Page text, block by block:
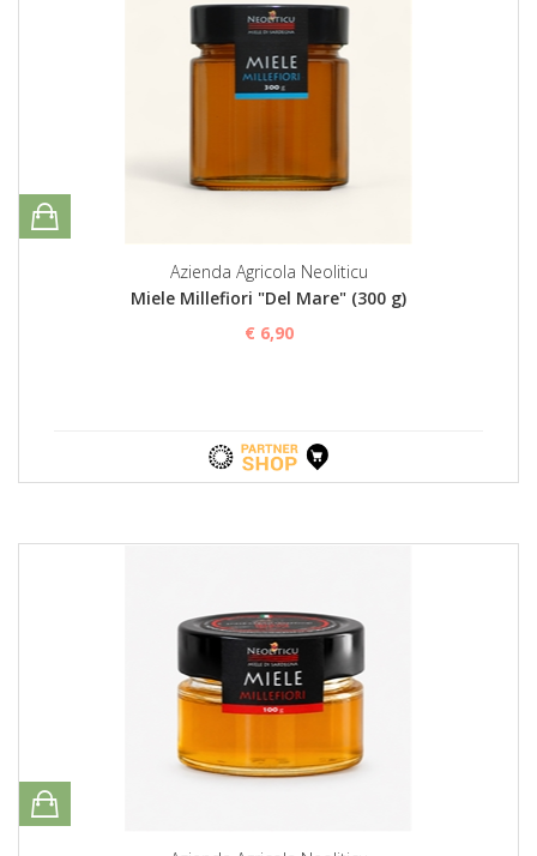
Azienda Agricola Neoliticu
Miele Millefiori "Del Mare" (300 g)
€ 6,90